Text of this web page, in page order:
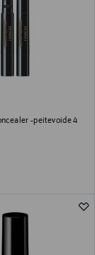
-peitevoide 4